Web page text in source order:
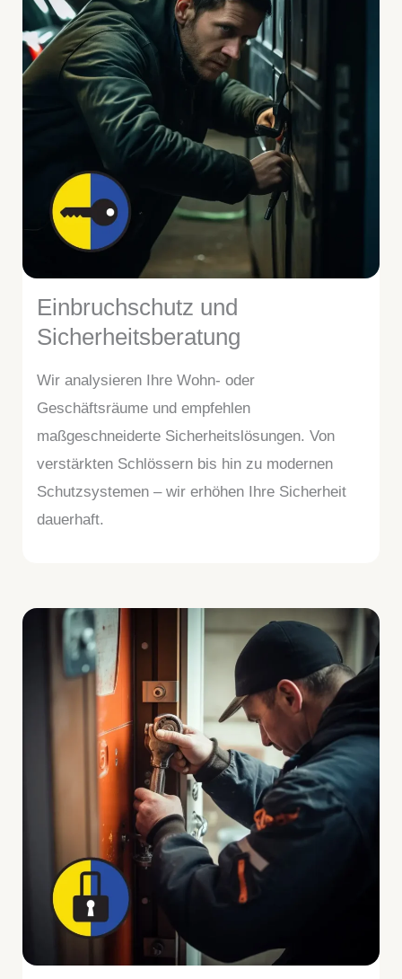
Einbruchschutz und
Sicherheitsberatung
Wir analysieren Ihre Wohn- oder
Geschäftsräume und empfehlen
maßgeschneiderte Sicherheitslösungen. Von
verstärkten Schlössern bis hin zu modernen
Schutzsystemen – wir erhöhen Ihre Sicherheit
dauerhaft.